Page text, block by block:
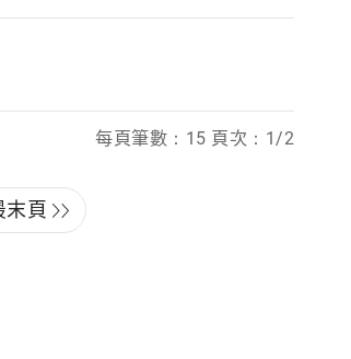
每頁筆數：15 頁次：1/2
末頁